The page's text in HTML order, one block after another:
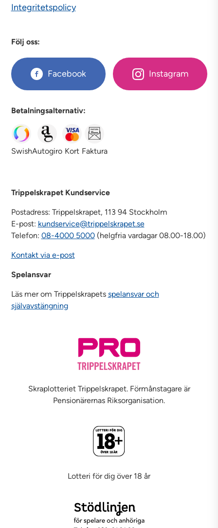
Integritetspolicy
Trippelskrapet Kundservice
Postadress: Trippelskrapet, 113 94 Stockholm
E-post: kundservice@trippelskrapet.se
Telefon: 08-4000 5000(helgfria vardagar 08.00-18.00)
Kontakt via e-post
Spelansvar
Läs mer om Trippelskrapets spelansvar och
självavstängning
Följ oss:
Facebook Instagram
Betalningsalternativ:
SwishAutogiro Kort Faktura
Skraplotteriet Trippelskrapet. Förmånstagare är
Pensionärernas Riksorganisation.
Lotteri för dig över 18 år